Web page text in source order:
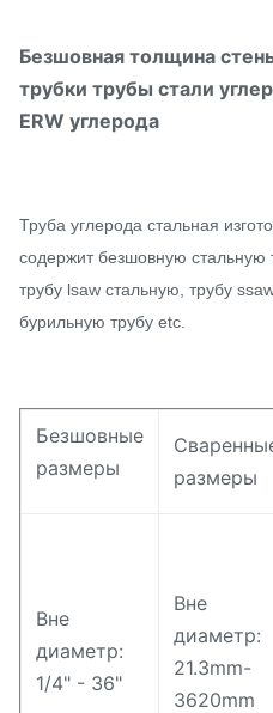
Безшовная толщина
трубки трубы стали
ERW углерода
Труба углерода стальная
содержит безшовную стальную
трубу lsaw стальную, трубу
бурильную трубу etc.
Безшовные
размеры
размеры
Вне
диаметр:
1/4" - 36"
Вне
диаметр:
21.3mm-
3620mm